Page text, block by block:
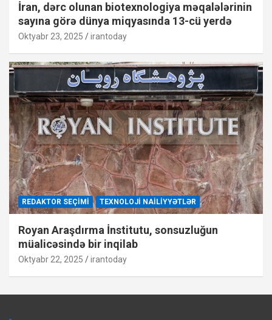
İran, dərc olunan biotexnologiya məqalələrinin
sayına görə dünya miqyasında 13-cü yerdə
Oktyabr 23, 2025 irantoday
REDAKTOR SEÇIMI TEXNOLOJI NAILIYYƏTLƏR
Royan Araşdırma İnstitutu, sonsuzluğun
müalicəsində bir inqilab
Oktyabr 22, 2025 irantoday